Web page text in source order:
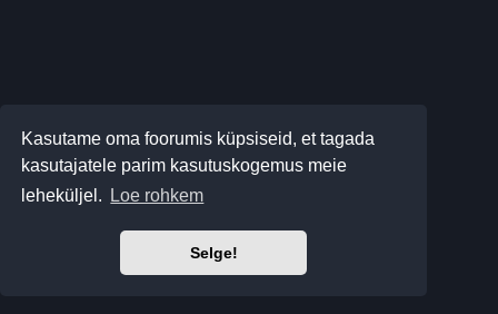
Kasutame oma foorumis küpsiseid, et tagada
kasutajatele parim kasutuskogemus meie
leheküljel.
Loe rohkem
Selge!